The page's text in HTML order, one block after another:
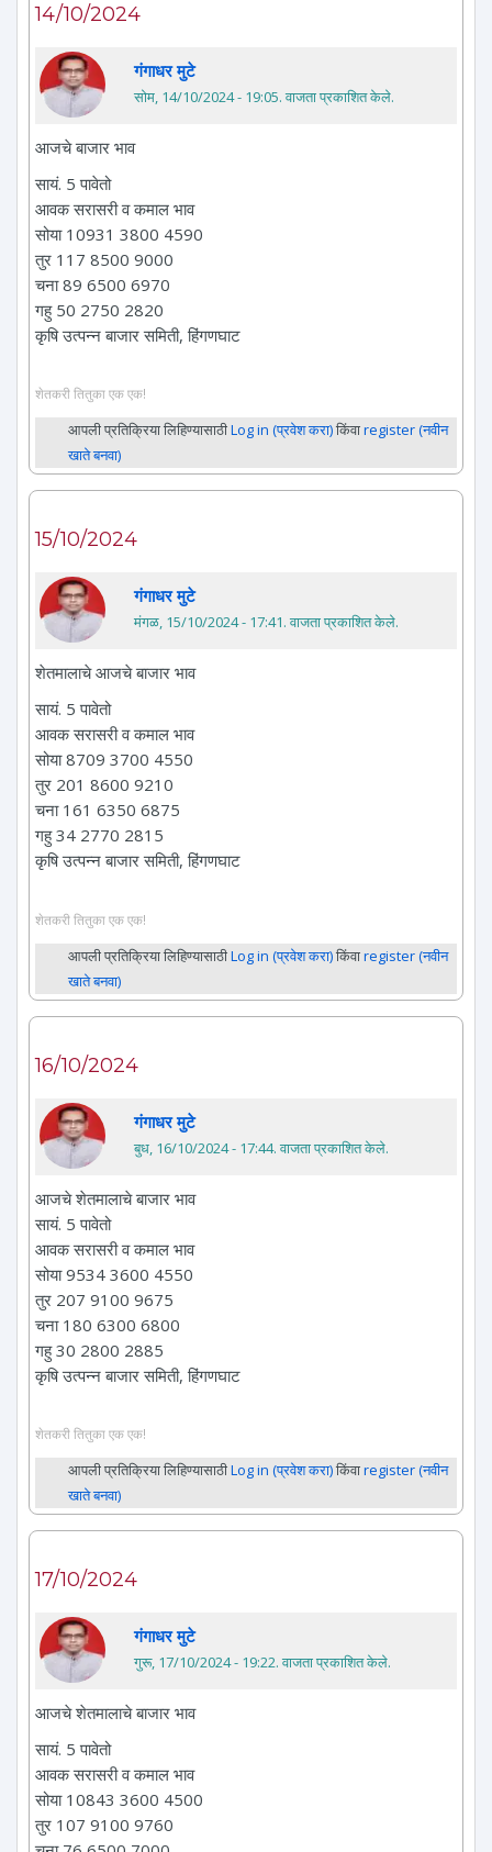
14/10/2024
गंगाधर मुटे
सोम, 14/10/2024 - 19:05. वाजता प्रकाशित केले.
आजचे बाजार भाव
सायं. 5 पावेतो
आवक सरासरी व कमाल भाव
सोया 10931 3800 4590
तुर 117 8500 9000
चना 89 6500 6970
गहु 50 2750 2820
कृषि उत्पन्न बाजार समिती, हिंगणघाट
शेतकरी तितुका एक एक!
आपली प्रतिक्रिया लिहिण्यासाठीLog in (प्रवेश करा)किंवाregister (नवीन
खाते बनवा)
15/10/2024
गंगाधर मुटे
मंगळ, 15/10/2024 - 17:41. वाजता प्रकाशित केले.
शेतमालाचे आजचे बाजार भाव
सायं. 5 पावेतो
आवक सरासरी व कमाल भाव
सोया 8709 3700 4550
तुर 201 8600 9210
चना 161 6350 6875
गहु 34 2770 2815
कृषि उत्पन्न बाजार समिती, हिंगणघाट
शेतकरी तितुका एक एक!
आपली प्रतिक्रिया लिहिण्यासाठीLog in (प्रवेश करा)किंवाregister (नवीन
खाते बनवा)
16/10/2024
गंगाधर मुटे
बुध, 16/10/2024 - 17:44. वाजता प्रकाशित केले.
आजचे शेतमालाचे बाजार भाव
सायं. 5 पावेतो
आवक सरासरी व कमाल भाव
सोया 9534 3600 4550
तुर 207 9100 9675
चना 180 6300 6800
गहु 30 2800 2885
कृषि उत्पन्न बाजार समिती, हिंगणघाट
शेतकरी तितुका एक एक!
आपली प्रतिक्रिया लिहिण्यासाठीLog in (प्रवेश करा)किंवाregister (नवीन
खाते बनवा)
17/10/2024
गंगाधर मुटे
गुरू, 17/10/2024 - 19:22. वाजता प्रकाशित केले.
आजचे शेतमालाचे बाजार भाव
सायं. 5 पावेतो
आवक सरासरी व कमाल भाव
सोया 10843 3600 4500
तुर 107 9100 9760